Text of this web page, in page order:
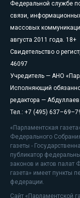
Федеральной службе
связи,
массовых
августа 2011 года. 18+
Свидетельство о
46097
Учредитель — АНО
Исполняющий
редактора —
Тел.: +7 (495)
«Парламентская
Федерального
газеты -
публикатор
законов и актов палат
газета» имеет пункты
федерации.
Сайт «Парламентской